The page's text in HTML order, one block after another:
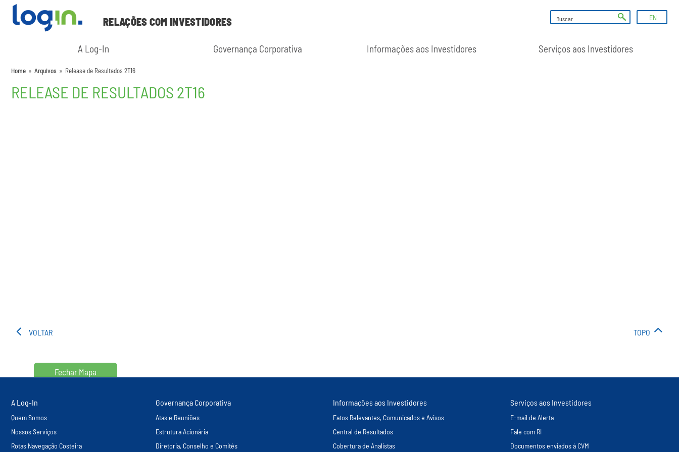
RELAÇÕES COM INVESTIDORES EN
A Log-In Governança Corporativa Informações aos Investidores Serviços aos Investidores
Home » Arquivos » Release de Resultados 2T16
RELEASE DE RESULTADOS 2T16
VOLTAR TOPO
Fechar Mapa
A Log-In
Quem Somos
Nossos Serviços
Rotas Navegação Costeira
Governança Corporativa
Atas e Reuniões
Estrutura Acionária
Diretoria, Conselho e Comitês
Informações aos Investidores
Fatos Relevantes, Comunicados e Avisos
Central de Resultados
Cobertura de Analistas
Serviços aos Investidores
E-mail de Alerta
Fale com RI
Documentos enviados à CVM